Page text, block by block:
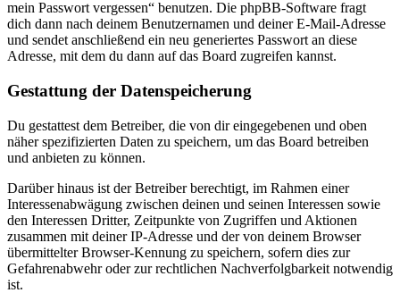
mein Passwort vergessen“ benutzen. Die phpBB-Software fragt
dich dann nach deinem Benutzernamen und deiner E-Mail-Adresse
und sendet anschließend ein neu generiertes Passwort an diese
Adresse, mit dem du dann auf das Board zugreifen kannst.
Gestattung der Datenspeicherung
Du gestattest dem Betreiber, die von dir eingegebenen und oben
näher spezifizierten Daten zu speichern, um das Board betreiben
und anbieten zu können.
Darüber hinaus ist der Betreiber berechtigt, im Rahmen einer
Interessenabwägung zwischen deinen und seinen Interessen sowie
den Interessen Dritter, Zeitpunkte von Zugriffen und Aktionen
zusammen mit deiner IP-Adresse und der von deinem Browser
übermittelter Browser-Kennung zu speichern, sofern dies zur
Gefahrenabwehr oder zur rechtlichen Nachverfolgbarkeit notwendig
ist.